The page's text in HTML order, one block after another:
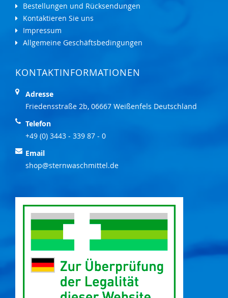
Bestellungen und Rücksendungen
Kontaktieren Sie uns
Impressum
Allgemeine Geschäftsbedingungen
KONTAKTINFORMATIONEN
Adresse
Friedensstraße 2b, 06667 Weißenfels Deutschland
Telefon
+49 (0) 3443 - 339 87 - 0
Email
shop@sternwaschmittel.de